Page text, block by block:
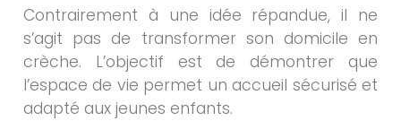
Contrairement à une idée répandue, il ne
s’agit pas de transformer son domicile en
crèche. L’objectif est de démontrer que
l’espace de vie permet un accueil sécurisé et
adapté aux jeunes enfants.